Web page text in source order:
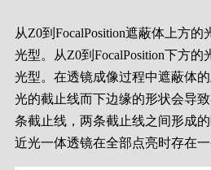
从Z0到FocalPosition遮蔽体上方
光型。从Z0到FocalPosition下方
光型。在透镜成像过程中遮蔽体
光的截止线而下边缘的形状会导
条截止线，两条截止线之间形成
近光一体透镜在全部点亮时存在一